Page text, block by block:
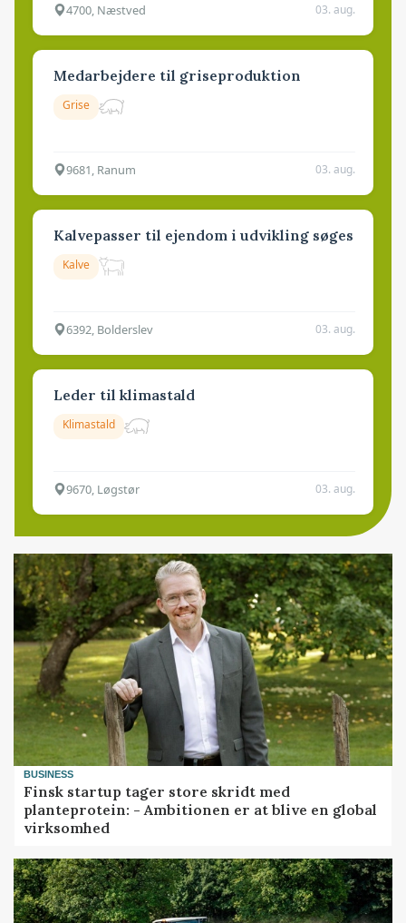
4700, Næstved 03. aug.
Medarbejdere til griseproduktion
Grise
9681, Ranum 03. aug.
Kalvepasser til ejendom i udvikling søges
Kalve
6392, Bolderslev 03. aug.
Leder til klimastald
Klimastald
9670, Løgstør 03. aug.
BUSINESS
Finsk startup tager store skridt med
planteprotein: - Ambitionen er at blive en global
virksomhed